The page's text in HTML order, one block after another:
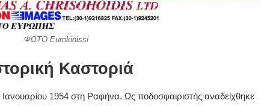
ΦΩΤΟ Eurokinissi
Καστοριά
1954 στη Ραφήνα. Ως ποδοσφαιριστής αναδείχθηκε